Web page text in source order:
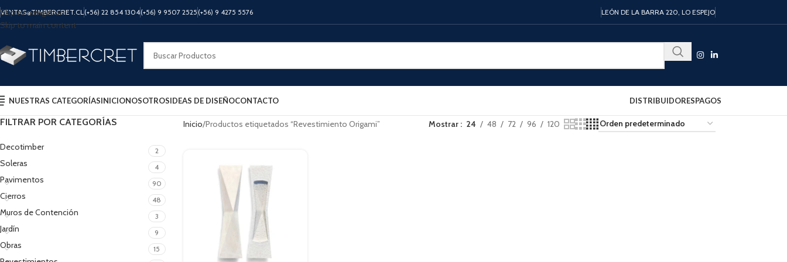
Skip to navigation
Skip to main content
VENTAS@TIMBERCRET.CL (+56) 22 854 1304(+56) 9 9507 2525(+56) 9 4275 5576 LEÓN DE LA BARRA 220, LO ESPEJO
NUESTRAS CATEGORÍASINICIONOSOTROSIDEAS DE DISEÑOCONTACTO DISTRIBUIDORESPAGOS
FILTRAR POR CATEGORÍAS
Decotimber 2
Soleras 4
Pavimentos 90
Cierros 48
Muros de Contención 3
Jardín 9
Obras 15
Inicio Productos etiquetados “Revestimiento Origami” Mostrar 24 48 72 96 120